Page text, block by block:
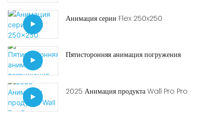
Анимация серии Flex 250x250
Пятисторонняя анимация погружения
2025 Анимация продукта Wall Pro Pro